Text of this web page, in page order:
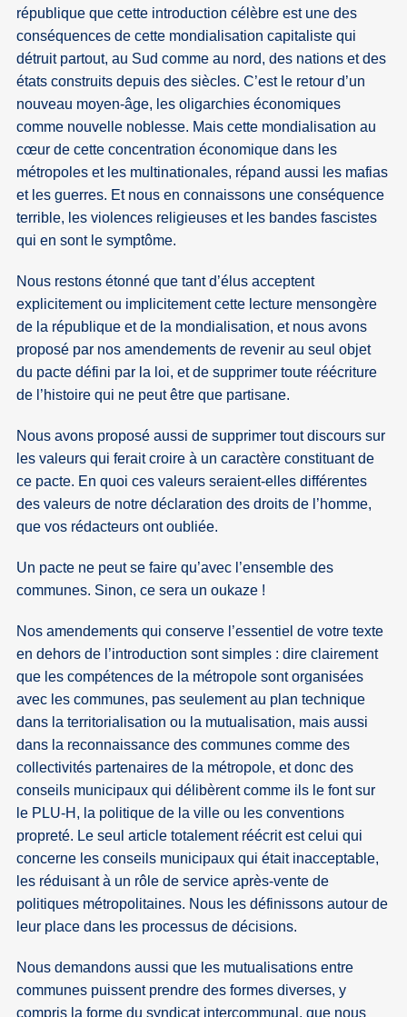
république que cette introduction célèbre est une des
conséquences de cette mondialisation capitaliste qui
détruit partout, au Sud comme au nord, des nations et des
états construits depuis des siècles. C’est le retour d’un
nouveau moyen-âge, les oligarchies économiques
comme nouvelle noblesse. Mais cette mondialisation au
cœur de cette concentration économique dans les
métropoles et les multinationales, répand aussi les mafias
et les guerres. Et nous en connaissons une conséquence
terrible, les violences religieuses et les bandes fascistes
qui en sont le symptôme.
Nous restons étonné que tant d’élus acceptent
explicitement ou implicitement cette lecture mensongère
de la république et de la mondialisation, et nous avons
proposé par nos amendements de revenir au seul objet
du pacte défini par la loi, et de supprimer toute réécriture
de l’histoire qui ne peut être que partisane.
Nous avons proposé aussi de supprimer tout discours sur
les valeurs qui ferait croire à un caractère constituant de
ce pacte. En quoi ces valeurs seraient-elles différentes
des valeurs de notre déclaration des droits de l’homme,
que vos rédacteurs ont oubliée.
Un pacte ne peut se faire qu’avec l’ensemble des
communes. Sinon, ce sera un oukaze !
Nos amendements qui conserve l’essentiel de votre texte
en dehors de l’introduction sont simples : dire clairement
que les compétences de la métropole sont organisées
avec les communes, pas seulement au plan technique
dans la territorialisation ou la mutualisation, mais aussi
dans la reconnaissance des communes comme des
collectivités partenaires de la métropole, et donc des
conseils municipaux qui délibèrent comme ils le font sur
le PLU-H, la politique de la ville ou les conventions
propreté. Le seul article totalement réécrit est celui qui
concerne les conseils municipaux qui était inacceptable,
les réduisant à un rôle de service après-vente de
politiques métropolitaines. Nous les définissons autour de
leur place dans les processus de décisions.
Nous demandons aussi que les mutualisations entre
communes puissent prendre des formes diverses, y
compris la forme du syndicat intercommunal, que nous